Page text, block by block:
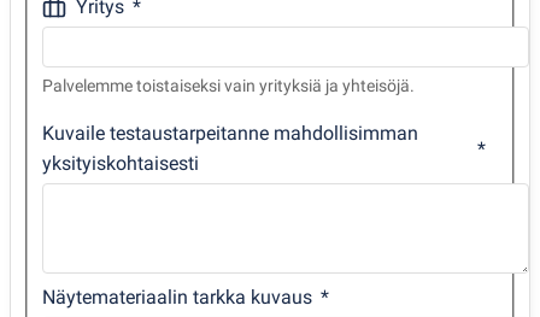
Yritys
Palvelemme toistaiseksi vain yrityksiä ja yhteisöjä.
Kuvaile testaustarpeitanne mahdollisimman
yksityiskohtaisesti
Näytemateriaalin tarkka kuvaus